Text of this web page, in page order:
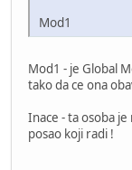
Mod1
Mod1 - je Global
tako da ce ona
Inace - ta osoba
posao koji radi !